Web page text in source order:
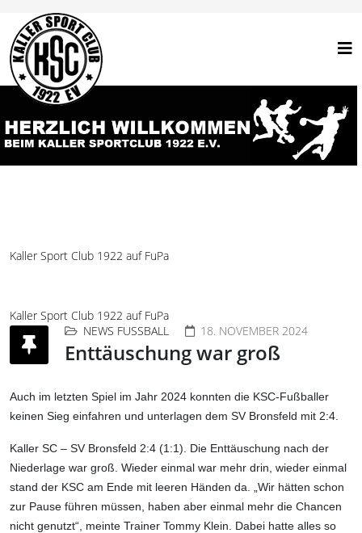
Kaller Sport Club 1922 auf FuPa
Kaller Sport Club 1922 auf FuPa
NEWS FUSSBALL
18. NOVEMBER 2024
Enttäuschung war groß
Auch im letzten Spiel im Jahr 2024 konnten die KSC-Fußballer
keinen Sieg einfahren und unterlagen dem SV Bronsfeld mit 2:4.
Kaller SC – SV Bronsfeld 2:4 (1:1).
Die Enttäuschung nach der
Niederlage war groß. Wieder einmal war mehr drin, wieder einmal
stand der KSC am Ende mit leeren Händen da. „Wir hätten schon
zur Pause führen müssen, haben aber einmal mehr die Chancen
nicht genutzt“, meinte Trainer Tommy Klein. Dabei hatte alles so